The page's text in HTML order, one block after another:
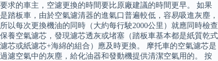
要求的車主，空濾更換的時間要比原廠建議的時間更早。 如果
是踏板車，由於空氣濾清器的進氣口普遍較低，容易吸進灰塵，
所以每次更換機油的同時（大約每行駛2000公里）就應同時檢查
保養空氣濾芯，發現濾芯透灰或堵塞（踏板車基本都是紙質乾式
濾芯或紙濾芯+海綿的組合）應及時更換。 摩托車的空氣濾芯是
過濾空氣中的灰塵，給化油器和發動機提供清潔空氣用的。 按